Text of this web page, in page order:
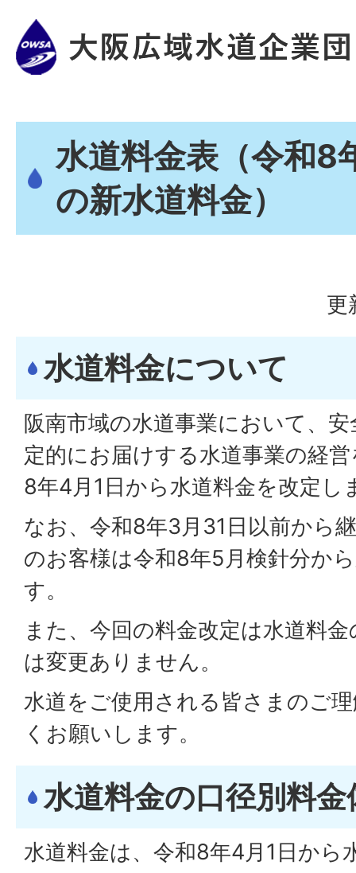
水道料金表（令和8
の新水道料金）
更
水道料金について
阪南市域の水道事業において、
定的にお届けする水道事業の経
8年4月1日から水道料金を改定し
なお、令和8年3月31日以前から
のお客様は令和8年5月検針分か
す。
また、今回の料金改定は水道料
は変更ありません。
水道をご使用される皆さまのご
くお願いします。
水道料金の口径別料金
水道料金は、令和8年4月1日から